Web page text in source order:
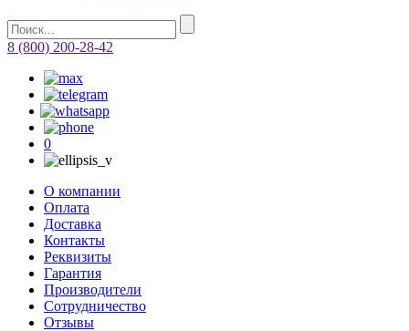
8 (800) 200-28-42
0
О компании
Оплата
Доставка
Контакты
Реквизиты
Гарантия
Производители
Сотрудничество
Отзывы